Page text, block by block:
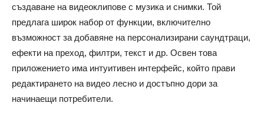
създаване на видеоклипове с музика и снимки. Той
предлага широк набор от функции, включително
възможност за добавяне на персонализирани саундтраци,
ефекти на преход, филтри, текст и др. Освен това
приложението има интуитивен интерфейс, който прави
редактирането на видео лесно и достъпно дори за
начинаещи потребители.